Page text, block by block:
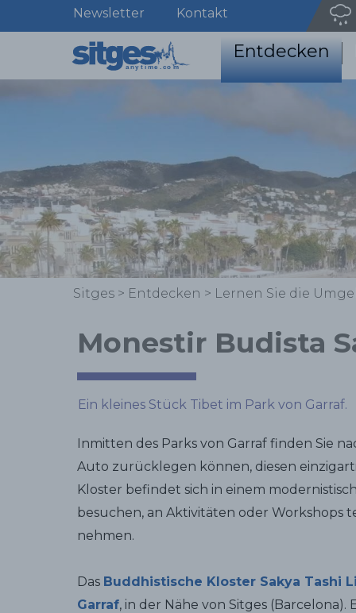
Newsletter Kontakt
Entdecken
Sitges > Entdecken > Lernen Sie die
Monestir Budista
Ein kleines Stück Tibet im Park von Garraf.
Inmitten des Parks von Garraf finden Sie
Auto zurücklegen können, diesen
Kloster befindet sich in einem
besuchen, an Aktivitäten oder Workshops
nehmen.
Das Buddhistische Kloster Sakya Tashi
Garraf, in der Nähe von Sitges (Barcelona).